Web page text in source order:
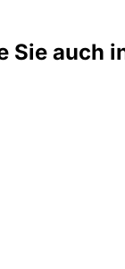
Sie auch